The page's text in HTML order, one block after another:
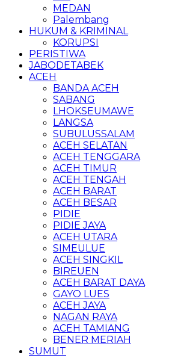
MEDAN
Palembang
HUKUM & KRIMINAL
KORUPSI
PERISTIWA
JABODETABEK
ACEH
BANDA ACEH
SABANG
LHOKSEUMAWE
LANGSA
SUBULUSSALAM
ACEH SELATAN
ACEH TENGGARA
ACEH TIMUR
ACEH TENGAH
ACEH BARAT
ACEH BESAR
PIDIE
PIDIE JAYA
ACEH UTARA
SIMEULUE
ACEH SINGKIL
BIREUEN
ACEH BARAT DAYA
GAYO LUES
ACEH JAYA
NAGAN RAYA
ACEH TAMIANG
BENER MERIAH
SUMUT